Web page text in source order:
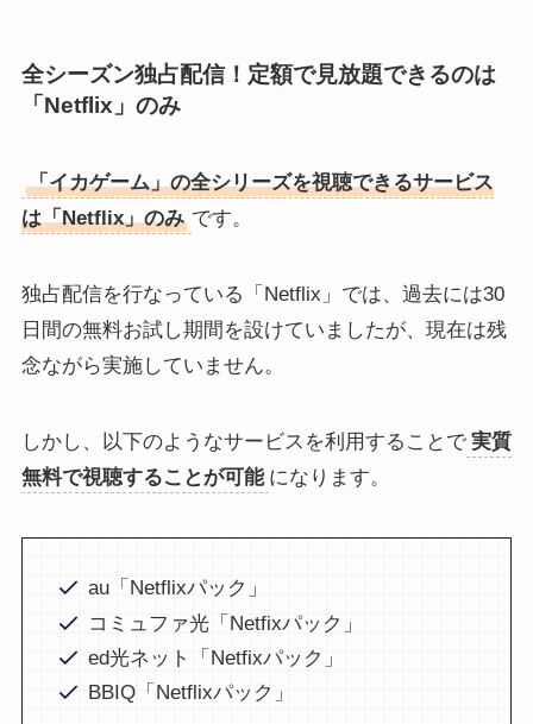
全シーズン独占配信！定額で見放題できるのは
「Netflix」のみ
「イカゲーム」の全シリーズを視聴できるサービス
は「Netflix」のみ です。
独占配信を行なっている「Netflix」では、過去には30
日間の無料お試し期間を設けていましたが、現在は残
念ながら実施していません。
しかし、以下のようなサービスを利用することで 実質
無料で視聴することが可能 になります。
au「Netflixパック」
コミュファ光「Netfixパック」
ed光ネット「Netfixパック」
BBIQ「Netflixパック」